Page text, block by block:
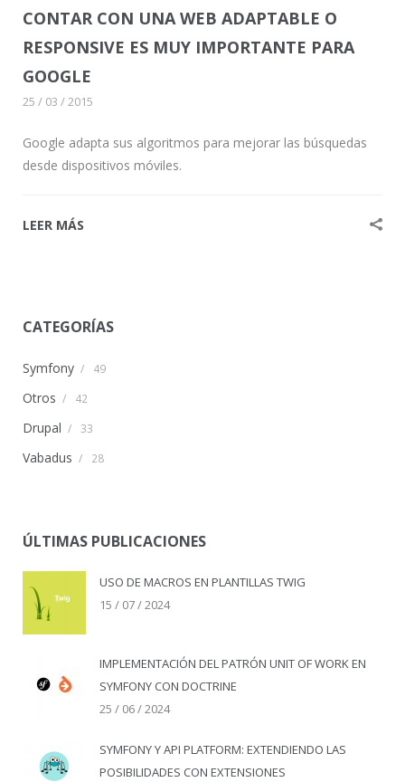
CONTAR CON UNA WEB ADAPTABLE O
RESPONSIVE ES MUY IMPORTANTE PARA
GOOGLE
25 / 03 / 2015
Google adapta sus algoritmos para mejorar las búsquedas
desde dispositivos móviles.
LEER MÁS
CATEGORÍAS
Symfony / 49
Otros / 42
Drupal / 33
Vabadus / 28
ÚLTIMAS PUBLICACIONES
USO DE MACROS EN PLANTILLAS TWIG
15 / 07 / 2024
IMPLEMENTACIÓN DEL PATRÓN UNIT OF WORK EN
SYMFONY CON DOCTRINE
25 / 06 / 2024
SYMFONY Y API PLATFORM: EXTENDIENDO LAS
POSIBILIDADES CON EXTENSIONES